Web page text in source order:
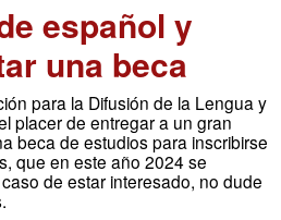
español y
una beca
para la Difusión de la Lengua y
placer de entregar a un gran
beca de estudios para inscribirse
que en este año 2024 se
de estar interesado, no dude